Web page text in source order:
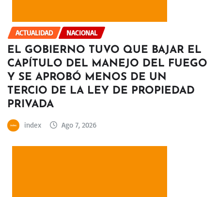
ACTUALIDAD NACIONAL
EL GOBIERNO TUVO QUE BAJAR EL
CAPÍTULO DEL MANEJO DEL FUEGO
Y SE APROBÓ MENOS DE UN
TERCIO DE LA LEY DE PROPIEDAD
PRIVADA
index Ago 7, 2026